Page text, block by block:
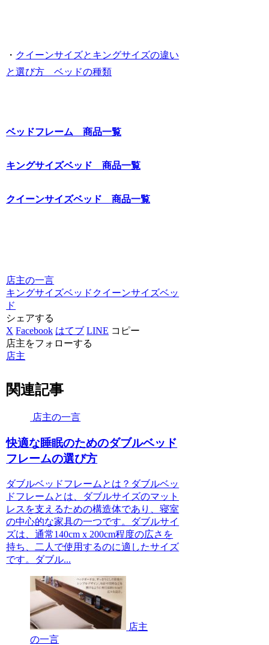
・ クイーンサイズとキングサイズの違い
と選び方 ベッドの種類
ベッドフレーム 商品一覧
キングサイズベッド 商品一覧
クイーンサイズベッド 商品一覧
店主の一言
キングサイズベッド クイーンサイズベッ
ド
シェアする
X Facebook はてブ LINE コピー
店主をフォローする
店主
関連記事
店主の一言
快適な睡眠のためのダブルベッド
フレームの選び方
ダブルベッドフレームとは？ダブルベッ
ドフレームとは、ダブルサイズのマット
レスを支えるための構造体であり、寝室
の中心的な家具の一つです。ダブルサイ
ズは、通常140cm x 200cm程度の広さを
持ち、二人で使用するのに適したサイズ
です。ダブル...
店主
の一言